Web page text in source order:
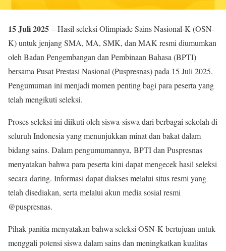
15 Juli 2025 – Hasil seleksi Olimpiade Sains Nasional-K (OSN-
K) untuk jenjang SMA, MA, SMK, dan MAK resmi diumumkan
oleh Badan Pengembangan dan Pembinaan Bahasa (BPTI)
bersama Pusat Prestasi Nasional (Puspresnas) pada 15 Juli 2025.
Pengumuman ini menjadi momen penting bagi para peserta yang
telah mengikuti seleksi.
Proses seleksi ini diikuti oleh siswa-siswa dari berbagai sekolah di
seluruh Indonesia yang menunjukkan minat dan bakat dalam
bidang sains. Dalam pengumumannya, BPTI dan Puspresnas
menyatakan bahwa para peserta kini dapat mengecek hasil seleksi
secara daring. Informasi dapat diakses melalui situs resmi yang
telah disediakan, serta melalui akun media sosial resmi
@puspresnas.
Pihak panitia menyatakan bahwa seleksi OSN-K bertujuan untuk
menggali potensi siswa dalam sains dan meningkatkan kualitas